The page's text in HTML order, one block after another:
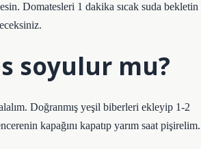
Domatesleri 1 dakika sıcak suda bekletin
soyulur mu?
Doğranmış yeşil biberleri ekleyip 1-2
kapağını kapatıp yarım saat pişirelim.